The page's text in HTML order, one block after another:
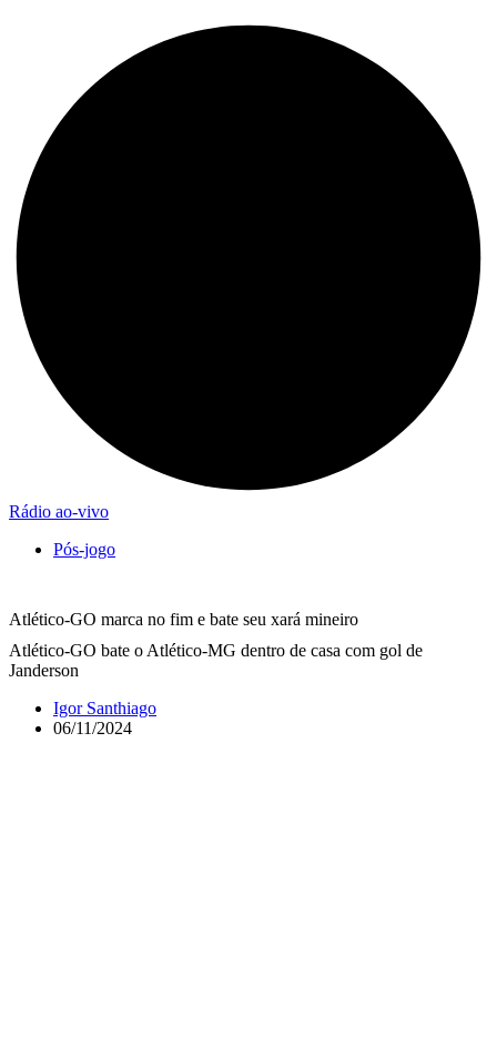
Rádio ao-vivo
Pós-jogo
Atlético-GO marca no fim e bate seu xará mineiro
Atlético-GO bate o Atlético-MG dentro de casa com gol de
Janderson
Igor Santhiago
06/11/2024